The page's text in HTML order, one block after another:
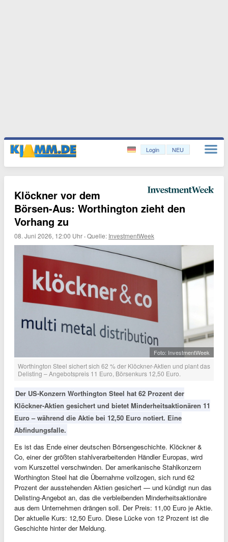
Login NEU
Klöckner vor dem
Börsen-Aus: Worthington zieht den
Vorhang zu
08. Juni 2026, 12:00 Uhr ·Quelle: InvestmentWeek
Foto: InvestmentWeek
Worthington Steel sichert sich 62 % der Klöckner-Aktien und plant das
Delisting – Angebotspreis 11 Euro, Börsenkurs 12,50 Euro.
Der US-Konzern Worthington Steel hat 62 Prozent der
Klöckner-Aktien gesichert und bietet Minderheitsaktionären 11
Euro – während die Aktie bei 12,50 Euro notiert. Eine
Abfindungsfalle.
Es ist das Ende einer deutschen Börsengeschichte. Klöckner &
Co, einer der größten stahlverarbeitenden Händler Europas, wird
vom Kurszettel verschwinden. Der amerikanische Stahlkonzern
Worthington Steel hat die Übernahme vollzogen, sich rund 62
Prozent der ausstehenden Aktien gesichert — und kündigt nun das
Delisting-Angebot an, das die verbleibenden Minderheitsaktionäre
aus dem Unternehmen drängen soll. Der Preis: 11,00 Euro je Aktie.
Der aktuelle Kurs: 12,50 Euro. Diese Lücke von 12 Prozent ist die
Geschichte hinter der Meldung.